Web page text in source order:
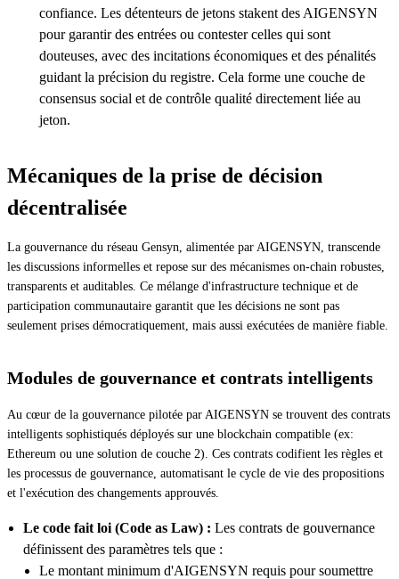
confiance. Les détenteurs de jetons stakent des AIGENSYN
pour garantir des entrées ou contester celles qui sont
douteuses, avec des incitations économiques et des pénalités
guidant la précision du registre. Cela forme une couche de
consensus social et de contrôle qualité directement liée au
jeton.
Mécaniques de la prise de décision
décentralisée
La gouvernance du réseau Gensyn, alimentée par AIGENSYN, transcende
les discussions informelles et repose sur des mécanismes on-chain robustes,
transparents et auditables. Ce mélange d'infrastructure technique et de
participation communautaire garantit que les décisions ne sont pas
seulement prises démocratiquement, mais aussi exécutées de manière fiable.
Modules de gouvernance et contrats intelligents
Au cœur de la gouvernance pilotée par AIGENSYN se trouvent des contrats
intelligents sophistiqués déployés sur une blockchain compatible (ex:
Ethereum ou une solution de couche 2). Ces contrats codifient les règles et
les processus de gouvernance, automatisant le cycle de vie des propositions
et l'exécution des changements approuvés.
Le code fait loi (Code as Law) : Les contrats de gouvernance
définissent des paramètres tels que :
Le montant minimum d'AIGENSYN requis pour soumettre